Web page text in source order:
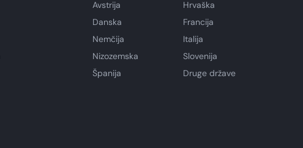
Avstrija
Hrvaška
Danska
Francija
Nemčija
Italija
Nizozemska
Slovenija
Španija
Druge države